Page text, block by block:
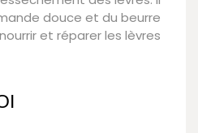
douce et du beurre
et réparer les lèvres